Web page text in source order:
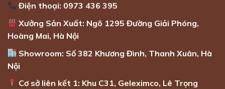
Điện thoại: 0973 436 395
Xưởng Sản Xuất: Ngõ 1295 Đường Giải Phóng,
Hoàng Mai, Hà Nội
Showroom: Số 382 Khương Đình, Thanh Xuân, Hà
Nội
Cơ sở liên kết 1: Khu C31, Geleximco, Lê Trọng